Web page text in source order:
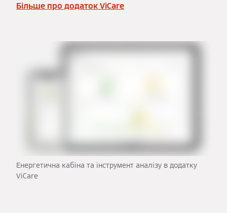
Більше про додаток ViCare
Енергетична кабіна та інструмент аналізу в додатку
ViCare